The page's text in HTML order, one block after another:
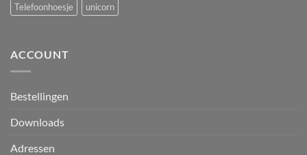
Telefoonhoesje
unicorn
ACCOUNT
Bestellingen
Downloads
Adressen